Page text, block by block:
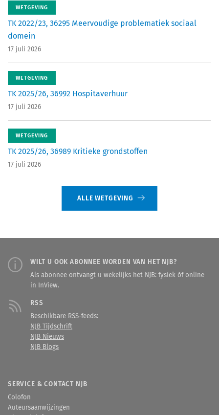
WETGEVING
TK 2022/23, 36295 Meervoudige problematiek sociaal
domein
17 juli 2026
WETGEVING
TK 2025/26, 36992 Hospitaverhuur
17 juli 2026
WETGEVING
TK 2025/26, 36989 Kritieke grondstoffen
17 juli 2026
ALLE WETGEVING
WILT U OOK ABONNEE WORDEN VAN HET NJB?
Als abonnee ontvangt u wekelijks het NJB: fysiek óf online
in InView.
RSS
Beschikbare RSS-feeds:
NJB Tijdschrift
NJB Nieuws
NJB Blogs
SERVICE & CONTACT NJB
Colofon
Auteursaanwijzingen